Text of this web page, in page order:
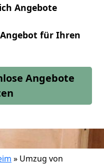
Angebote
Angebot für Ihren
Angebote
» Umzug von